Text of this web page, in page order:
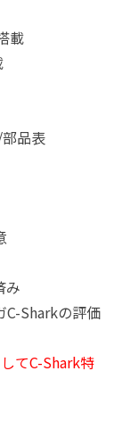
載
品表
み
C-Sharkの評価
てC-Shark特